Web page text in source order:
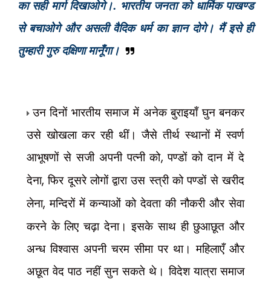
का सही मार्ग दिखाओगे।. भारतीय जनता को धार्मिक पाखण्ड
से बचाओगे और असली वैदिक धर्म का ज्ञान दोगे। मैं इसे ही
तुम्हारी गुरु दक्षिणा मानूँगा।
उन दिनों भारतीय समाज में अनेक बुराइयाँ घुन बनकर
उसे खोखला कर रही थीं। जैसे तीर्थ स्थानों में स्वर्ण
आभूषणों से सजी अपनी पत्नी को,पण्डों को दान में दे
देना,फिर दूसरे लोगों द्वारा उस स्त्री को पण्डों से खरीद
लेना,मन्दिरों में कन्याओं को देवता की नौकरी और सेवा
करने के लिए चढ़ा देना। इसके साथ ही छुआछूत और
अन्ध विश्वास अपनी चरम सीमा पर था। महिलाएँ और
अछूत वेद पाठ नहीं सुन सकते थे। विदेश यात्रा समाज